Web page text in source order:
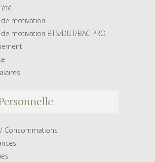
motivation
motivation BTS/DUT/BAC PRO
Consommations